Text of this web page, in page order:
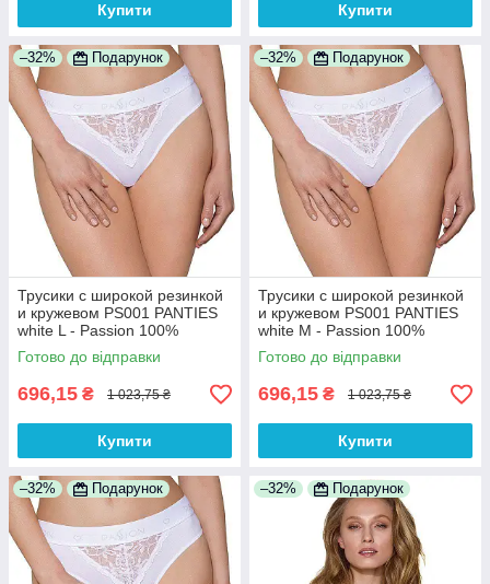
Купити Купити
–32% Подарунок
Трусики с широкой резинкой
и кружевом PS001 PANTIES
white L - Passion 100%
Анонімності
Готово до відправки
696,15 ₴ 1 023,75 ₴
Купити
–32% Подарунок
Трусики с широкой резинкой
и кружевом PS001 PANTIES
white M - Passion 100%
Анонімності
Готово до відправки
696,15 ₴ 1 023,75 ₴
Купити
–32% Подарунок –32% Подарунок